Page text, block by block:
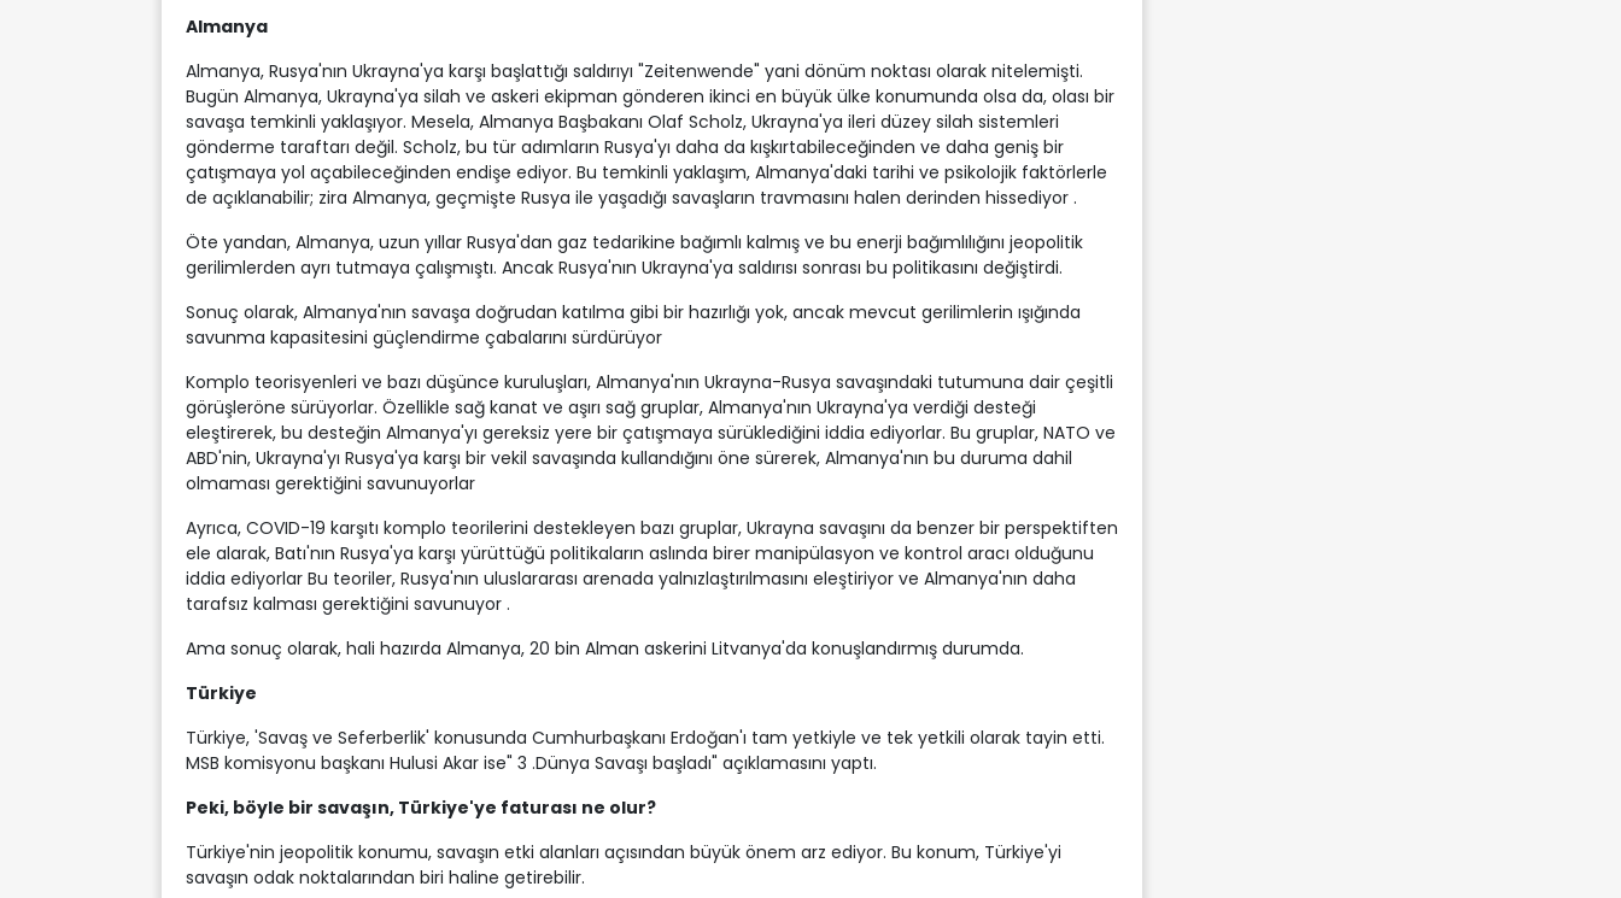
Almanya
Almanya, Rusya'nın Ukrayna'ya karşı başlattığı saldırıyı "Zeitenwende" yani dönüm noktası olarak nitelemişti.
Bugün Almanya, Ukrayna'ya silah ve askeri ekipman gönderen ikinci en büyük ülke konumunda olsa da, olası bir
savaşa temkinli yaklaşıyor. Mesela, Almanya Başbakanı Olaf Scholz, Ukrayna'ya ileri düzey silah sistemleri
gönderme taraftarı değil. Scholz, bu tür adımların Rusya'yı daha da kışkırtabileceğinden ve daha geniş bir
çatışmaya yol açabileceğinden endişe ediyor. Bu temkinli yaklaşım, Almanya'daki tarihi ve psikolojik faktörlerle
de açıklanabilir; zira Almanya, geçmişte Rusya ile yaşadığı savaşların travmasını halen derinden hissediyor .
Öte yandan, Almanya, uzun yıllar Rusya'dan gaz tedarikine bağımlı kalmış ve bu enerji bağımlılığını jeopolitik
gerilimlerden ayrı tutmaya çalışmıştı. Ancak Rusya'nın Ukrayna'ya saldırısı sonrası bu politikasını değiştirdi.
Sonuç olarak, Almanya'nın savaşa doğrudan katılma gibi bir hazırlığı yok, ancak mevcut gerilimlerin ışığında
savunma kapasitesini güçlendirme çabalarını sürdürüyor
Komplo teorisyenleri ve bazı düşünce kuruluşları, Almanya'nın Ukrayna-Rusya savaşındaki tutumuna dair çeşitli
görüşleröne sürüyorlar. Özellikle sağ kanat ve aşırı sağ gruplar, Almanya'nın Ukrayna'ya verdiği desteği
eleştirerek, bu desteğin Almanya'yı gereksiz yere bir çatışmaya sürüklediğini iddia ediyorlar. Bu gruplar, NATO ve
ABD'nin, Ukrayna'yı Rusya'ya karşı bir vekil savaşında kullandığını öne sürerek, Almanya'nın bu duruma dahil
olmaması gerektiğini savunuyorlar
Ayrıca, COVID-19 karşıtı komplo teorilerini destekleyen bazı gruplar, Ukrayna savaşını da benzer bir perspektiften
ele alarak, Batı'nın Rusya'ya karşı yürüttüğü politikaların aslında birer manipülasyon ve kontrol aracı olduğunu
iddia ediyorlar Bu teoriler, Rusya'nın uluslararası arenada yalnızlaştırılmasını eleştiriyor ve Almanya'nın daha
tarafsız kalması gerektiğini savunuyor .
Ama sonuç olarak, hali hazırda Almanya, 20 bin Alman askerini Litvanya'da konuşlandırmış durumda.
Türkiye
Türkiye, 'Savaş ve Seferberlik' konusunda Cumhurbaşkanı Erdoğan'ı tam yetkiyle ve tek yetkili olarak tayin etti.
MSB komisyonu başkanı Hulusi Akar ise" 3 .Dünya Savaşı başladı" açıklamasını yaptı.
Peki, böyle bir savaşın, Türkiye'ye faturası ne olur?
Türkiye'nin jeopolitik konumu, savaşın etki alanları açısından büyük önem arz ediyor. Bu konum, Türkiye'yi
savaşın odak noktalarından biri haline getirebilir.